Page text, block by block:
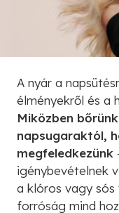
A nyár a
élményekről és a
Miközben
napsugaraktól,
megfeledkezünk
igénybevételnek
a klóros vagy
forróság mind